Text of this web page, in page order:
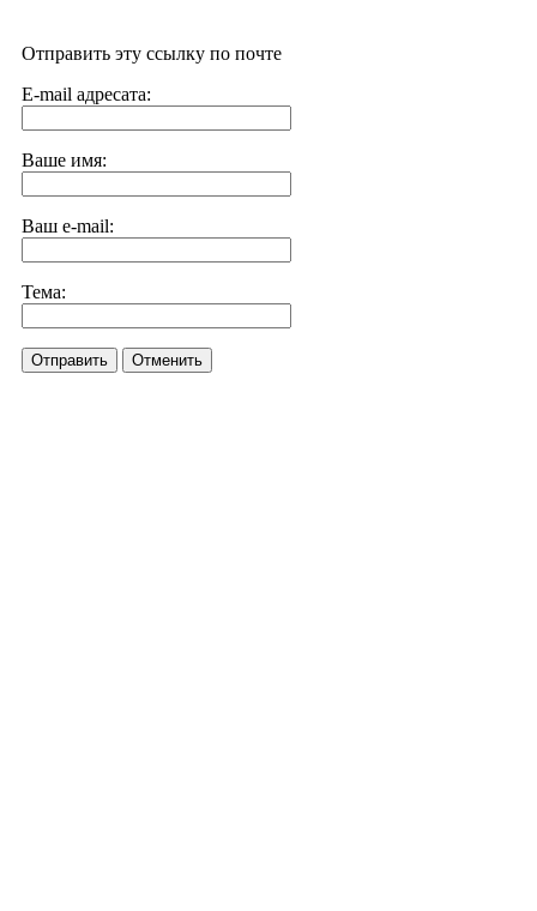
Отправить эту ссылку по почте
E-mail адресата:
Ваше имя:
Ваш e-mail:
Тема:
Отправить Отменить